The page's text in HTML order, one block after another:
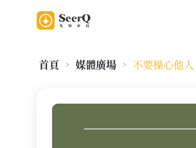
首頁 > 媒體廣場 > 不要操心他人